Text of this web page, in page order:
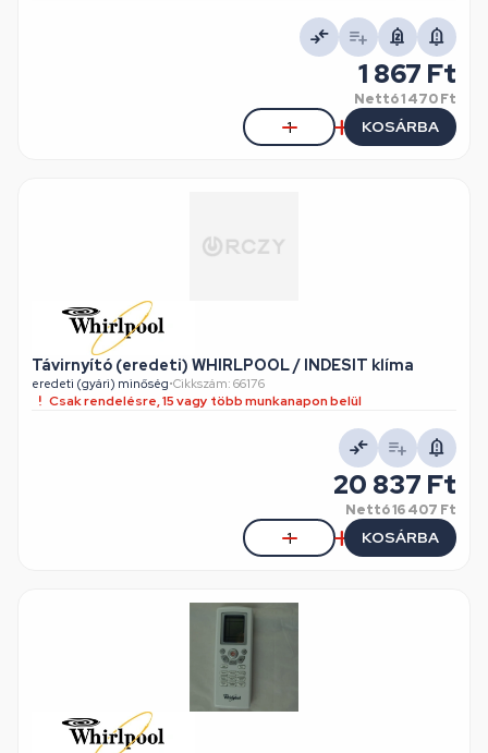
1 867 Ft
Nettó1 470 Ft
KOSÁRBA
Távirnyító (eredeti) WHIRLPOOL / INDESIT klíma
eredeti (gyári) minőség•Cikkszám: 66176
Csak rendelésre, 15 vagy több munkanapon belül
20 837 Ft
Nettó16 407 Ft
KOSÁRBA